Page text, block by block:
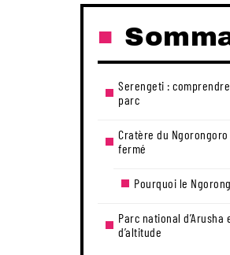
Serengeti :
parc
Cratère du
fermé
Pourquoi le
Parc national d’Arusha
d’altitude